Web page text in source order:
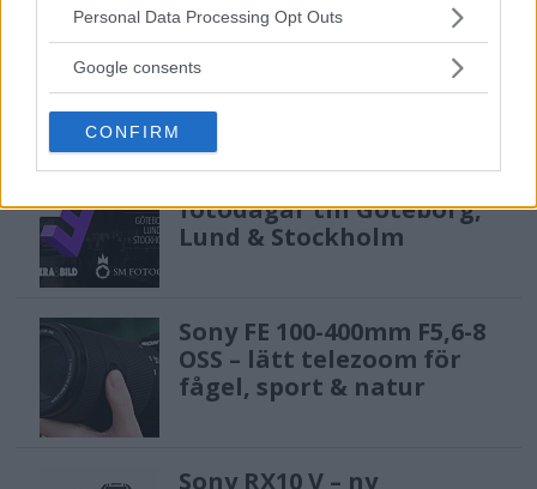
Please note that this website/app uses one or more Google
not limited to your visit or usage behaviour. You may click to
use your data for below specified purposes in below Google
consent section.
Personal Data Processing Opt Outs
Google consents
CONFIRM
Sony lägger bud på
Tamron – kan vara värt
12 miljarder kronor
F3 Foto – Sveriges nya
fotodagar till Göteborg,
Lund & Stockholm
Sony FE 100-400mm F5,6-8
OSS – lätt telezoom för
fågel, sport & natur
Sony RX10 V – ny